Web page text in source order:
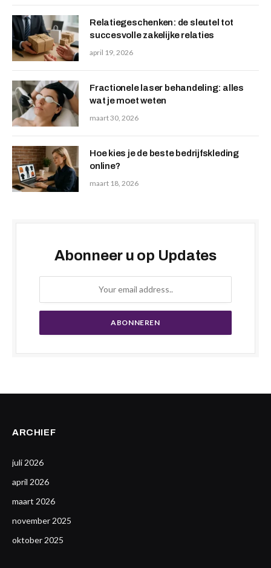
Relatiegeschenken: de sleutel tot
succesvolle zakelijke relaties
april 19, 2026
Fractionele laser behandeling: alles
wat je moet weten
maart 30, 2026
Hoe kies je de beste bedrijfskleding
online?
maart 18, 2026
Abonneer u op Updates
ARCHIEF
juli 2026
april 2026
maart 2026
november 2025
oktober 2025